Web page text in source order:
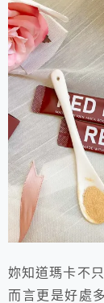
妳知道瑪卡不
而言更是好處